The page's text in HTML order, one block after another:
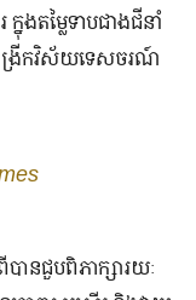
នុង​តម្លៃ​ទាប​ជាង​ជី​នាំ
ង្រីក​វិស័យ​ទេសចរណ៍​
ាន​ជួប​ពិភាក្សា​រយៈ